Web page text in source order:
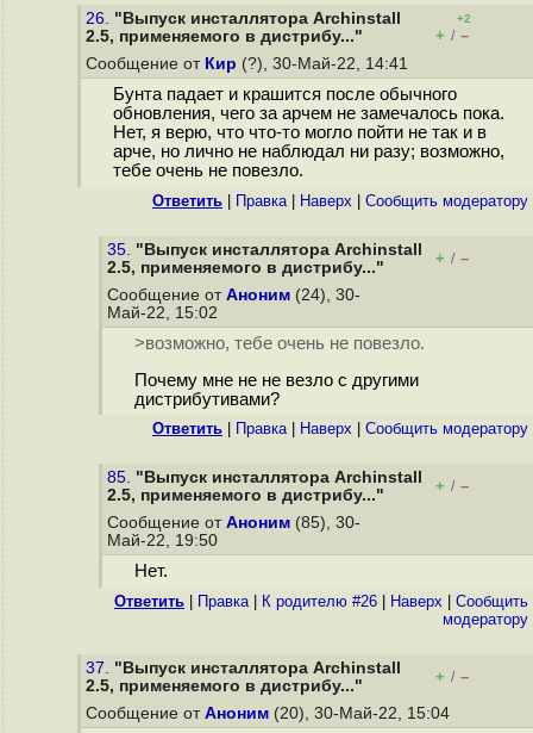
26. "Выпуск инсталлятора Archinstall
2.5, применяемого в дистрибу..."
+2
+ / –
Сообщение от Кир (?), 30-Май-22, 14:41
Бунта падает и крашится после обычного
обновления, чего за арчем не замечалось пока.
Нет, я верю, что что-то могло пойти не так и в
арче, но лично не наблюдал ни разу; возможно,
тебе очень не повезло.
Ответить Правка| Наверх Cообщить модератору
35. "Выпуск инсталлятора Archinstall
2.5, применяемого в дистрибу..."
+ / –
Сообщение от Аноним (24), 30-
Май-22, 15:02
>возможно, тебе очень не повезло.
Почему мне не не везло с другими
дистрибутивами?
Ответить Правка| Наверх Cообщить модератору
85. "Выпуск инсталлятора Archinstall
2.5, применяемого в дистрибу..."
+ / –
Сообщение от Аноним (85), 30-
Май-22, 19:50
Нет.
Ответить Правка| К родителю #26 Наверх
Cообщить
модератору
37. "Выпуск инсталлятора Archinstall
2.5, применяемого в дистрибу..."
+ / –
Сообщение от Аноним (20), 30-Май-22, 15:04